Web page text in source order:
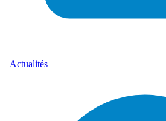
Actualités